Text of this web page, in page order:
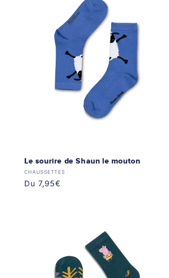
Le sourire de Shaun le mouton
Distributeur :
CHAUSSETTES
Prix
Du 7,95€